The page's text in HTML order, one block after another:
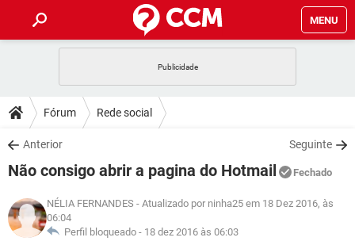
MENU
CELULAR
OUTLOOK
INSTAGRAM GMAIL
GUIA DE COMPRAS
DICAS
JOGOS
INSTAGRAM GMAIL
GUIA DE COMPRAS
DOWNLOADS
JOGOS WHATSAPP
CELULAR FACEBOOK
OUTLOOK EXCEL
JOGOS WHATSAPP
CELULAR FACEBOOK
GLOSSÁRIO
Fórum Rede social
Anterior Seguinte
Não consigo abrir a pagina do Hotmail Fechado
NÉLIA FERNANDES - Atualizado por ninha25 em 18 Dez 2016, às
06:04
Perfil bloqueado - 18 dez 2016 às 06:03